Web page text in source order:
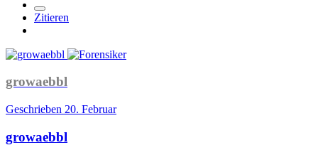
Zitieren
growaebbl
Geschrieben 20. Februar
growaebbl